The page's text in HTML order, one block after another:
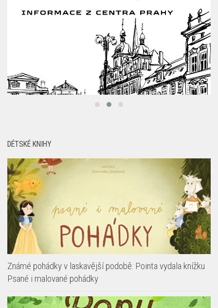
DÉTSKÉ KNIHY
Známé pohádky v laskavější podobě: Pointa vydala knížku
Psané i malované pohádky